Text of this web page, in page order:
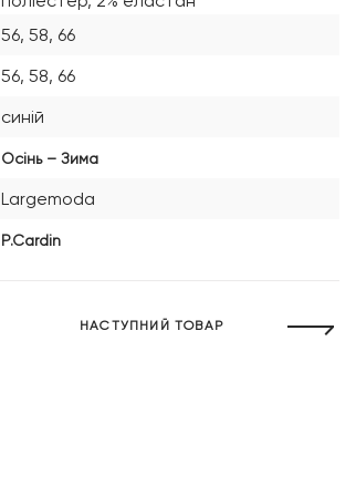
56, 58, 66
56, 58, 66
синій
Осінь – Зима
Largemoda
P.Cardin
НАСТУПНИЙ ТОВАР